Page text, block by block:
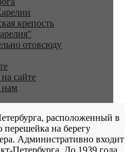
крепость
отовсюду
сайте
расположенный в
перешейка на берегу
Административно входит
Петербурга. До 1939 года